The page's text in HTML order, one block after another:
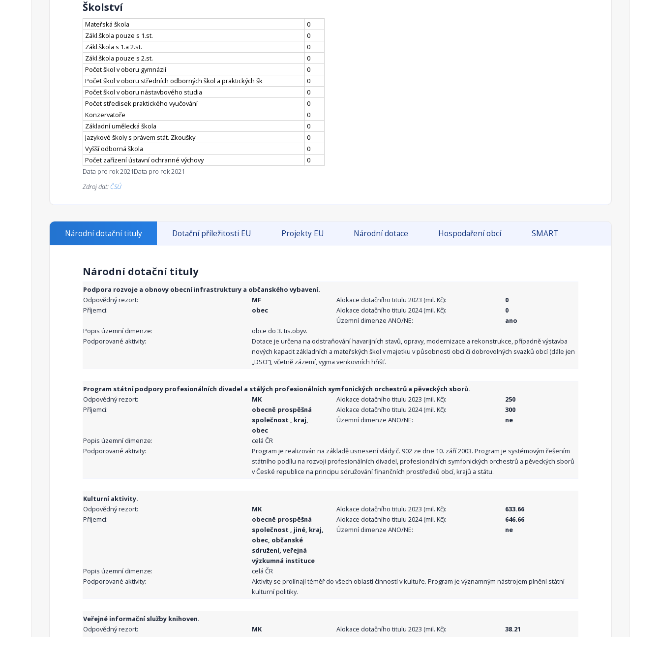
Školství
Mateřská škola
0
Zákl.škola pouze s 1.st.
0
Zákl.škola s 1.a 2.st.
0
Zákl.škola pouze s 2.st.
0
Počet škol v oboru gymnázií
0
Počet škol v oboru středních odborných škol a praktických šk
0
Počet škol v oboru nástavbového studia
0
Počet středisek praktického vyučování
0
Konzervatoře
0
Základní umělecká škola
0
Jazykové školy s právem stát. Zkoušky
0
Vyšší odborná škola
0
Počet zařízení ústavní ochranné výchovy
0
Data pro rok 2021Data pro rok 2021
Zdroj dat: ČSÚ
Národní dotační tituly Dotační příležitosti EU Projekty EU Národní dotace Hospodaření obcí SMART
Národní dotační tituly
Podpora rozvoje a obnovy obecní infrastruktury a občanského vybavení.
Odpovědný rezort:
MF
Příjemci:
obec
Alokace dotačního titulu 2023 (mil. Kč):
0
Alokace dotačního titulu 2024 (mil. Kč):
0
Územní dimenze ANO/NE:
ano
Popis územní dimenze:
obce do 3. tis.obyv.
Podporované aktivity:
Dotace je určena na odstraňování havarijních stavů, opravy, modernizace a rekonstrukce, případně výstavba
nových kapacit základních a mateřských škol v majetku v působnosti obcí či dobrovolných svazků obcí (dále jen
„DSO“), včetně zázemí, vyjma venkovních hřišť.
Program státní podpory profesionálních divadel a stálých profesionálních symfonických orchestrů a pěveckých sborů.
Odpovědný rezort:
MK
Příjemci:
obecně prospěšná
společnost , kraj,
obec
Alokace dotačního titulu 2023 (mil. Kč):
250
Alokace dotačního titulu 2024 (mil. Kč):
300
Územní dimenze ANO/NE:
ne
Popis územní dimenze:
celá ČR
Podporované aktivity:
Program je realizován na základě usnesení vlády č. 902 ze dne 10. září 2003. Program je systémovým řešením
státního podílu na rozvoji profesionálních divadel, profesionálních symfonických orchestrů a pěveckých sborů
v České republice na principu sdružování finančních prostředků obcí, krajů a státu.
Kulturní aktivity.
Odpovědný rezort:
MK
Příjemci:
obecně prospěšná
společnost , jiné, kraj,
obec, občanské
sdružení, veřejná
výzkumná instituce
Alokace dotačního titulu 2023 (mil. Kč):
633.66
Alokace dotačního titulu 2024 (mil. Kč):
646.66
Územní dimenze ANO/NE:
ne
Popis územní dimenze:
celá ČR
Podporované aktivity:
Aktivity se prolínají téměř do všech oblastí činností v kultuře. Program je významným nástrojem plnění státní
kulturní politiky.
Veřejné informační služby knihoven.
Odpovědný rezort:
MK
Alokace dotačního titulu 2023 (mil. Kč):
38.21